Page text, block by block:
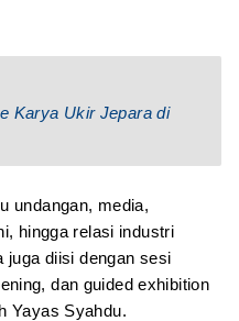
Karya Ukir Jepara di
undangan, media,
hingga relasi industri
juga diisi dengan sesi
dan guided exhibition
Yayas Syahdu.